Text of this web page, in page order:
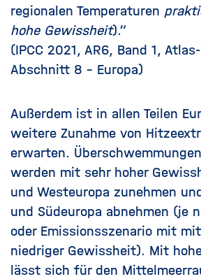
regionalen Temperaturen
hohe Gewissheit).“
(IPCC 2021, AR6, Band 1,
Abschnitt 8 – Europa)
Außerdem ist in allen Teilen
weitere Zunahme von
erwarten.
werden mit sehr hoher
und Westeuropa zunehmen
und Südeuropa abnehmen (je
oder Emissionsszenario mit
niedriger Gewissheit). Mit
lässt sich für den